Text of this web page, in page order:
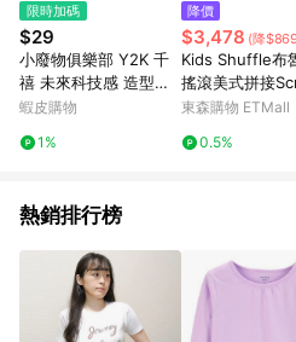
如顯示之商品規格、顏色、價位、贈品
頁不符，以銷售網頁標示為準。 9. 若有
日期+180天以內至LINE購物客服洽詢
行申訴，恕無法贈點回饋。 10. 部分點
用，或不適用於無回饋商品。各點數紅
請依點數紅包頁面規則為準。
限時加碼
$29
小廢物俱樂部 Y2K 千
禧 未來科技感 造型眼
鏡 赛博朋克 蹦迪 嘻哈
網紅同款 小紅書同款
蝦皮購物
1%
降價
$3,478 (降
Kids Shuffle布
搖滾美式拼接
印花黑色寬松牛
東森購物 ETMall
0.5%
熱銷排行榜